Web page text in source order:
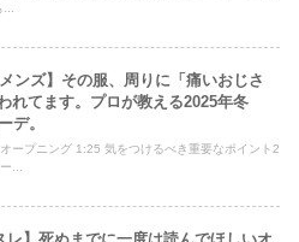
...
メンズ】その服、周りに「痛いおじさ
れてます。プロが教える2025年冬
デ。
ープニング 1:25 気をつけるべき重要なポイント2
...